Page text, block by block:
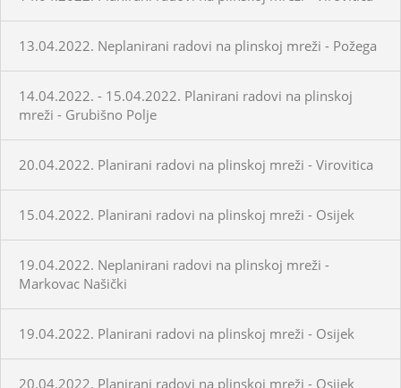
13.04.2022. Neplanirani radovi na plinskoj mreži - Požega
14.04.2022. - 15.04.2022. Planirani radovi na plinskoj
mreži - Grubišno Polje
20.04.2022. Planirani radovi na plinskoj mreži - Virovitica
15.04.2022. Planirani radovi na plinskoj mreži - Osijek
19.04.2022. Neplanirani radovi na plinskoj mreži -
Markovac Našički
19.04.2022. Planirani radovi na plinskoj mreži - Osijek
20.04.2022. Planirani radovi na plinskoj mreži - Osijek